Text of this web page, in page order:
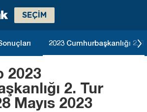
SEÇİM
2023 Cumhurbaşkanlığı 2.
2023
2. Tur
Mayıs 2023